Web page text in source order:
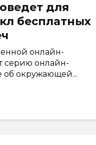
для
бесплатных
онлайн-
серию онлайн-
об окружающей...